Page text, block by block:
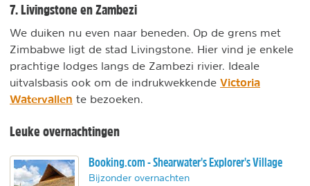
7. Livingstone en Zambezi
We duiken nu even naar beneden. Op de grens met
Zimbabwe ligt de stad Livingstone. Hier vind je enkele
prachtige lodges langs de Zambezi rivier. Ideale
uitvalsbasis ook om de indrukwekkende Victoria
Watervallen te bezoeken.
Leuke overnachtingen
Booking.com - Shearwater's Explorer's Village
Bijzonder overnachten